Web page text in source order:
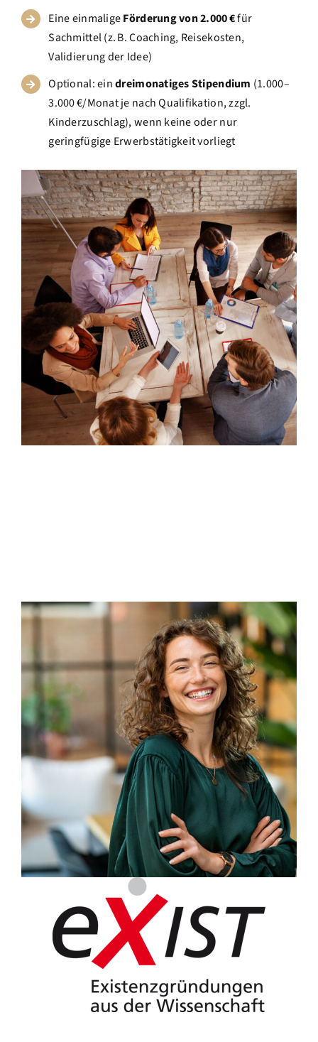
Eine einmaligeFörderung von 2.000 €für
Sachmittel (z. B. Coaching, Reisekosten,
Validierung der Idee)
Optional: eindreimonatiges Stipendium (1.000–
3.000 €/Monat je nach Qualifikation, zzgl.
Kinderzuschlag), wenn keine oder nur
geringfügige Erwerbstätigkeit vorliegt